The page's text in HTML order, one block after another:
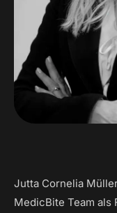
Jutta Cornelia
MedicBite Team